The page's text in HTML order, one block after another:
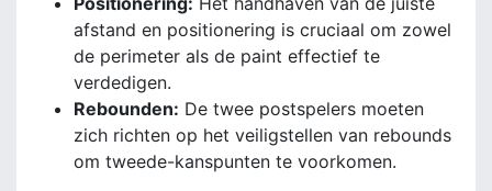
afstand en positionering is cruciaal om zowel
de perimeter als de paint effectief te
verdedigen.
Rebounden: De twee postspelers moeten
zich richten op het veiligstellen van rebounds
om tweede-kanspunten te voorkomen.